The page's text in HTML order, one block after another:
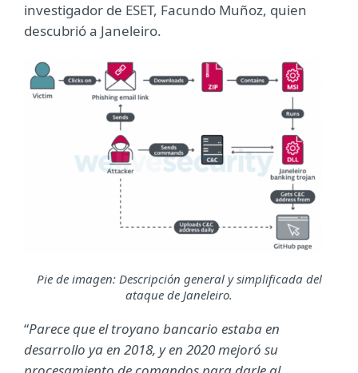
investigador de ESET, Facundo Muñoz, quien
descubrió a Janeleiro.
Pie de imagen: Descripción general y simplificada del
ataque de Janeleiro.
“Parece que el troyano bancario estaba en
desarrollo ya en 2018, y en 2020 mejoró su